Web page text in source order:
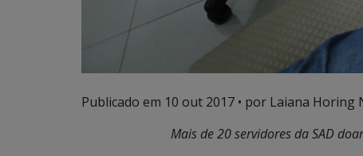
Publicado em 10 out 2017 • por Laiana Horing
Mais de 20 servidores da SAD